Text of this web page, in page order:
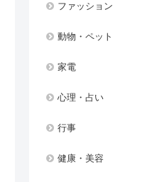
ファッション
動物・ペット
家電
心理・占い
行事
健康・美容